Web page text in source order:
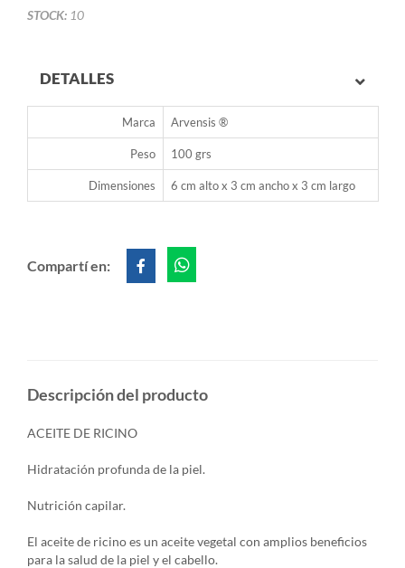
STOCK: 10
DETALLES
Marca Arvensis ®
Peso 100 grs
Dimensiones 6 cm alto x 3 cm ancho x 3 cm largo
Compartí en:
Descripción del producto
ACEITE DE RICINO
Hidratación profunda de la piel.
Nutrición capilar.
El aceite de ricino es un aceite vegetal con amplios beneficios
para la salud de la piel y el cabello.